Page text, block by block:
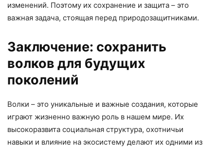
изменений. Поэтому их сохранение и защита – это
важная задача, стоящая перед природозащитниками.
Заключение: сохранить
волков для будущих
поколений
Волки – это уникальные и важные создания, которые
играют жизненно важную роль в нашем мире. Их
высокоразвита социальная структура, охотничьи
навыки и влияние на экосистему делают их одними из